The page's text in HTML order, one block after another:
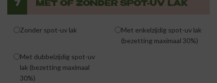
7 MET OF ZONDER SPOT-UV LAK
Zonder spot-uv lak
Met enkelzijdig spot-uv lak
(bezetting maximaal 30%)
Met dubbelzijdig spot-uv
lak (bezetting maximaal
30%)